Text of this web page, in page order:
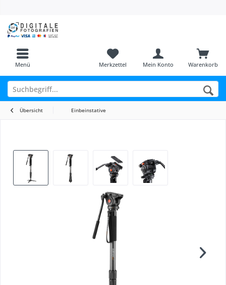
Menü Warenkorb
Merkzettel Mein Konto
Übersicht Einbeinstative